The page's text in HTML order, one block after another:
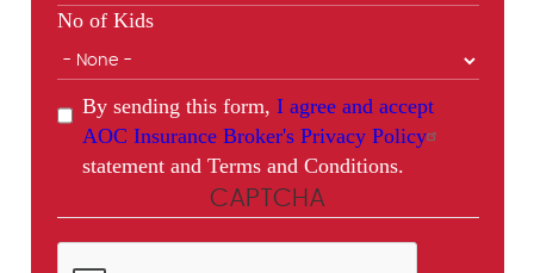
No of Kids
By sending this form, I agree and accept
AOC Insurance Broker's Privacy Policy
statement and Terms and Conditions.
CAPTCHA